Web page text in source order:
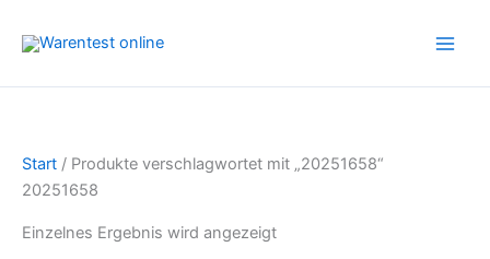
Inhalt
Start / Produkte verschlagwortet mit „20251658“
20251658
Einzelnes Ergebnis wird angezeigt